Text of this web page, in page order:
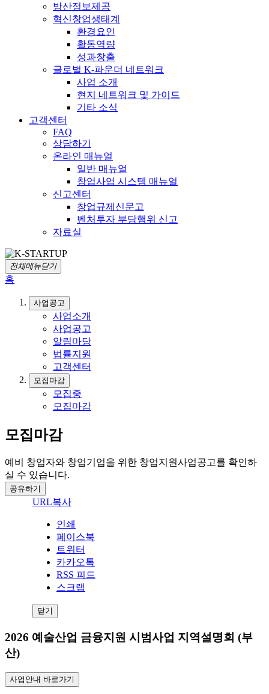
방산정보제공
혁신창업생태계
환경요인
활동역량
성과창출
글로벌 K-파운더 네트워크
사업 소개
현지 네트워크 및 가이드
기타 소식
고객센터
FAQ
상담하기
온라인 매뉴얼
일반 매뉴얼
창업사업 시스템 매뉴얼
신고센터
창업규제신문고
벤처투자 부당행위 신고
자료실
전체메뉴닫기
홈
사업공고
사업소개
사업공고
알림마당
법률지원
고객센터
모집마감
모집중
모집마감
모집마감
예비 창업자와 창업기업을 위한 창업지원사업공고를 확인하
실 수 있습니다.
공유하기
URL복사
인쇄
페이스북
트위터
카카오톡
RSS 피드
스크랩
닫기
2026 예술산업 금융지원 시범사업 지역설명회 (부
산)
사업안내 바로가기